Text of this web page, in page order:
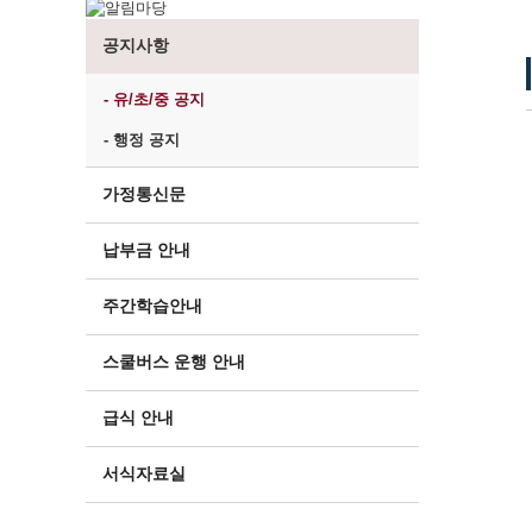
공지사항
- 유/초/중 공지
- 행정 공지
가정통신문
납부금 안내
주간학습안내
스쿨버스 운행 안내
급식 안내
서식자료실